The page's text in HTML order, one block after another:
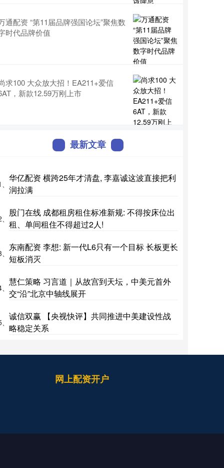
通配资 “第11届品牌强国论坛”聚焦数
时代品牌价值
求100 大众放大招！EA211+爱信
，新款12.59万刚上市
最新文章
华亿配资 横跨25年才清盘, 李嘉诚这波直接把利
润拉满
股门在线 成都租房租住标准新规: 不得按床位出
租、单间租住不得超过2人!
东南配资 李想: 新一代L6只有一个目标 长板更长
短板消灭
慧仁策略 习言道｜从故宫到天坛，中美元首外
交“沿”北京中轴线展开
诚信双赢 【央视快评】共同推进中美建设性战
略稳定关系
网上配资开户